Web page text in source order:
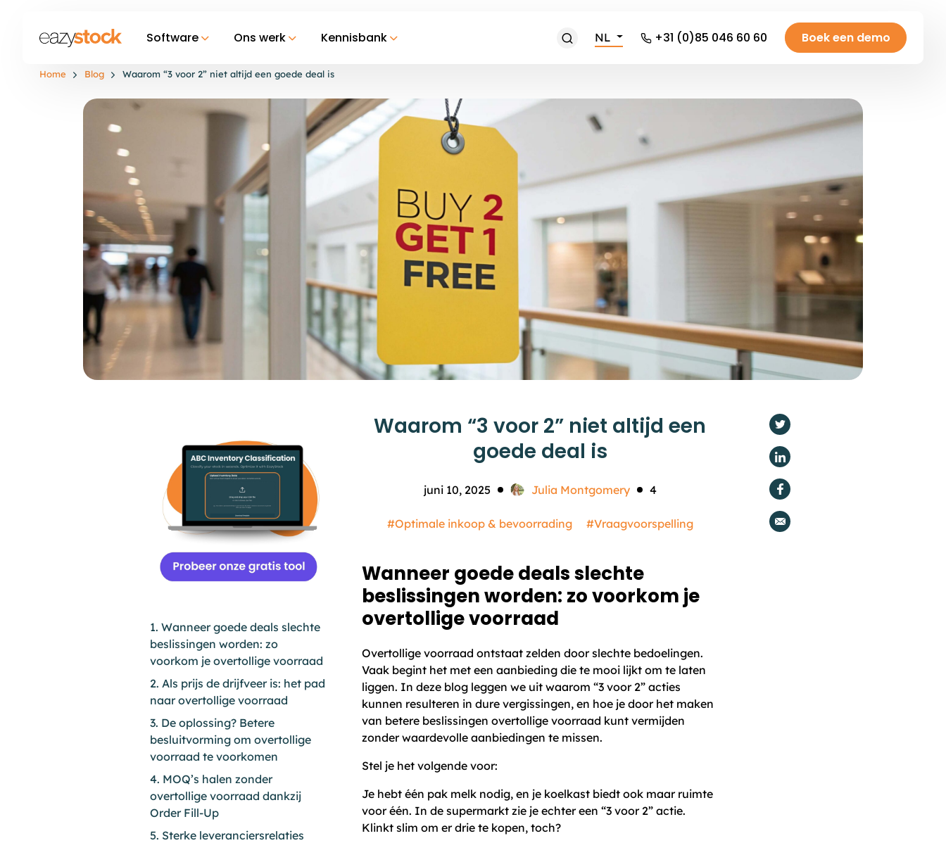
Software Ons werk Kennisbank NL +31 (0)85 046 60 60 Boek een demo
Home Blog Waarom “3 voor 2” niet altijd een goede deal is
1. Wanneer goede deals slechte
beslissingen worden: zo
voorkom je overtollige voorraad
2. Als prijs de drijfveer is: het pad
naar overtollige voorraad
3. De oplossing? Betere
besluitvorming om overtollige
voorraad te voorkomen
4. MOQ’s halen zonder
overtollige voorraad dankzij
Order Fill-Up
5. Sterke leveranciersrelaties
Waarom “3 voor 2” niet altijd een
goede deal is
juni 10, 2025 Julia Montgomery 4
#Optimale inkoop & bevoorrading #Vraagvoorspelling
Wanneer goede deals slechte
beslissingen worden: zo voorkom je
overtollige voorraad
Overtollige voorraad ontstaat zelden door slechte bedoelingen.
Vaak begint het met een aanbieding die te mooi lijkt om te laten
liggen. In deze blog leggen we uit waarom “3 voor 2” acties
kunnen resulteren in dure vergissingen, en hoe je door het maken
van betere beslissingen overtollige voorraad kunt vermijden
zonder waardevolle aanbiedingen te missen.
Stel je het volgende voor:
Je hebt één pak melk nodig, en je koelkast biedt ook maar ruimte
voor één. In de supermarkt zie je echter een “3 voor 2” actie.
Klinkt slim om er drie te kopen, toch?